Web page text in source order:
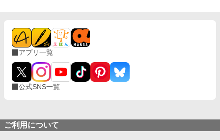
アプリ一覧
公式SNS一覧
ご利用について